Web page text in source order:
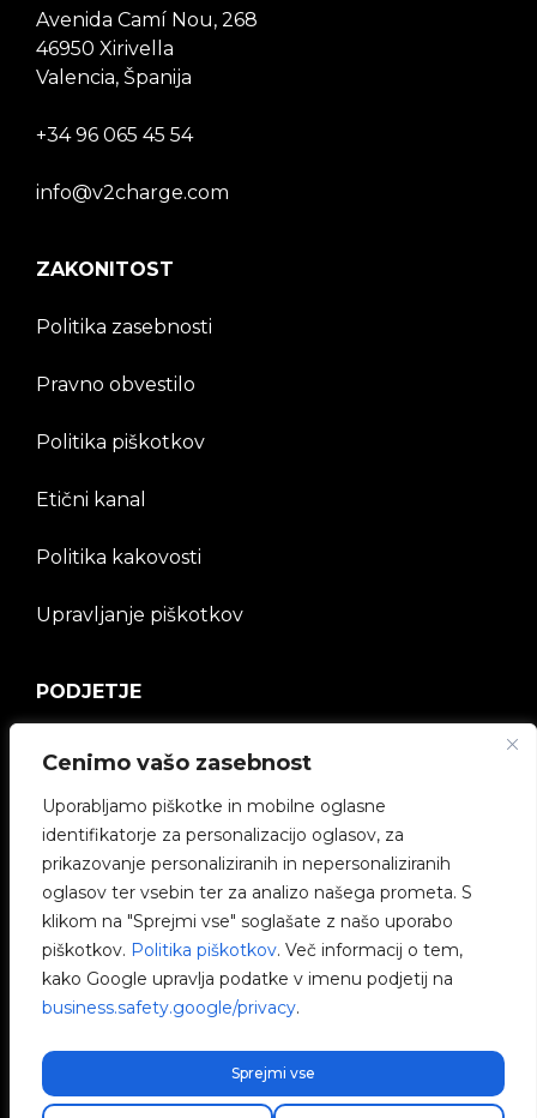
Cenimo vašo zasebnost
Uporabljamo piškotke in mobilne oglasne
identifikatorje za personalizacijo oglasov, za
prikazovanje personaliziranih in nepersonaliziranih
oglasov ter vsebin ter za analizo našega prometa. S
klikom na "Sprejmi vse" soglašate z našo uporabo
piškotkov. Politika piškotkov. Več informacij o tem,
kako Google upravlja podatke v imenu podjetij na
business.safety.google/privacy.
Sprejmi vse
Avenida Camí Nou, 268
46950 Xirivella
Valencia, Španija
+34 96 065 45 54
info@v2charge.com
ZAKONITOST
Politika zasebnosti
Pravno obvestilo
Politika piškotkov
Etični kanal
Politika kakovosti
Upravljanje piškotkov
PODJETJE
Skupnost V2C
Delaj z nami
e-Chargers
V2C Power
V2C Cloud